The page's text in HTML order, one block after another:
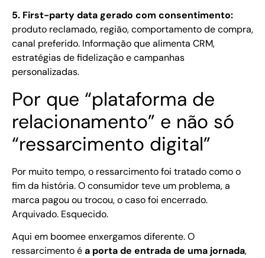
5. First-party data gerado com consentimento:
produto reclamado, região, comportamento de compra,
canal preferido. Informação que alimenta CRM,
estratégias de fidelização e campanhas
personalizadas.
Por que “plataforma de
relacionamento” e não só
“ressarcimento digital”
Por muito tempo, o ressarcimento foi tratado como o
fim da história. O consumidor teve um problema, a
marca pagou ou trocou, o caso foi encerrado.
Arquivado. Esquecido.
Aqui em boomee enxergamos diferente. O
ressarcimento éa porta de entrada de uma jornada,